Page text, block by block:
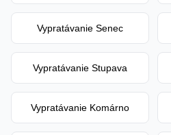
Vypratávanie Senec
Vypratávanie Stupava
Vypratávanie Komárno